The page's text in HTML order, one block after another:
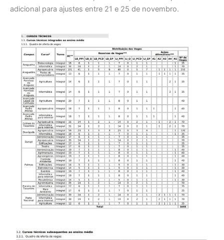
adicional para ajustes entre 21 e 25 de novembro.